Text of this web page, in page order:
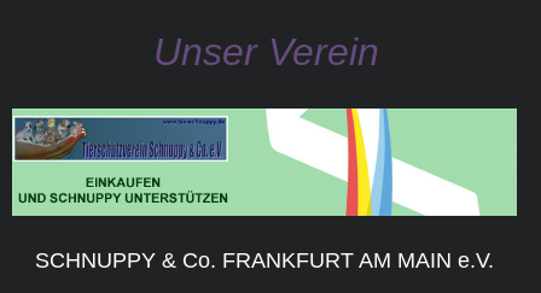
Unser Verein
SCHNUPPY & Co. FRANKFURT AM MAIN e.V.